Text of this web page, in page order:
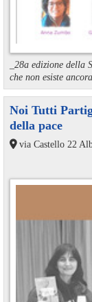
_28a edizione della
che non esiste
Noi Tutti
della pace
via Castello 22